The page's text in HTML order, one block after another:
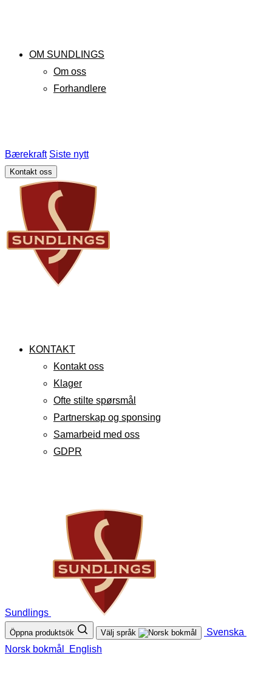
OM SUNDLINGS
Om oss
Forhandlere
Bærekraft Siste nytt
Kontakt oss
KONTAKT
Kontakt oss
Klager
Ofte stilte spørsmål
Partnerskap og sponsing
Samarbeid med oss
GDPR
Sundlings
Öppna produktsök Välj språk
Svenska
Norsk bokmål
English